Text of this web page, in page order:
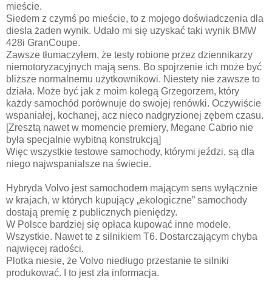
mieście.
Siedem z czymś po mieście, to z mojego doświadczenia dla
diesla żaden wynik. Udało mi się uzyskać taki wynik BMW
428i GranCoupe.
Zawsze tłumaczyłem, że testy robione przez dziennikarzy
niemotoryzacyjnych mają sens. Bo spojrzenie ich może być
bliższe normalnemu użytkownikowi. Niestety nie zawsze to
działa. Może być jak z moim kolegą Grzegorzem, który
każdy samochód porównuje do swojej renówki. Oczywiście
wspaniałej, kochanej, acz nieco nadgryzionej zębem czasu.
[Zresztą nawet w momencie premiery, Megane Cabrio nie
była specjalnie wybitną konstrukcją]
Więc wszystkie testowe samochody, którymi jeździ, są dla
niego najwspanialsze na świecie.
Hybryda Volvo jest samochodem mającym sens wyłącznie
w krajach, w których kupujący „ekologiczne” samochody
dostają premię z publicznych pieniędzy.
W Polsce bardziej się opłaca kupować inne modele.
Wszystkie. Nawet te z silnikiem T6. Dostarczającym chyba
najwięcej radości.
Plotka niesie, że Volvo niedługo przestanie te silniki
produkować. I to jest zła informacja.